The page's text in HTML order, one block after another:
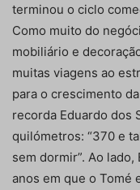
terminou o ciclo
Como muito do
mobiliário e
muitas viagens ao
para o crescimento
recorda Eduardo dos
quilómetros: “370 e
sem dormir”. Ao
anos em que o Tomé